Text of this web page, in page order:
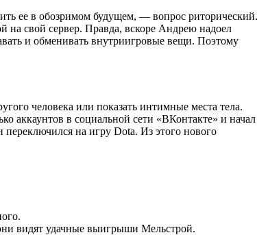
ее в обозримом будущем, — вопрос риторический.
на свой сервер. Правда, вскоре Андрею надоел
и обменивать внутриигровые вещи. Поэтому
человека или показать интимные места тела.
аккаунтов в социальной сети «ВКонтакте» и начал
на игру Dota. Из этого нового
видят удачные выигрыши Мельстрой.